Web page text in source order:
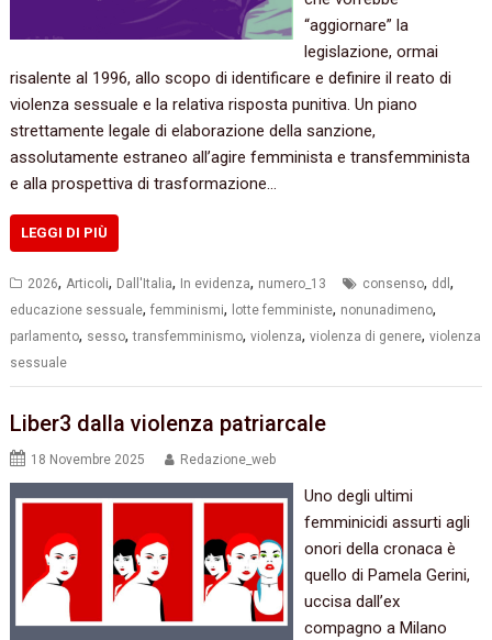
“aggiornare” la
legislazione, ormai
risalente al 1996, allo scopo di identificare e definire il reato di
violenza sessuale e la relativa risposta punitiva. Un piano
strettamente legale di elaborazione della sanzione,
assolutamente estraneo all’agire femminista e transfemminista
e alla prospettiva di trasformazione…
LEGGI DI PIÙ
2026,Articoli, Dall'Italia, In evidenza, numero_13 consenso, ddl,
educazione sessuale,femminismi, lotte femministe, nonunadimeno,
parlamento, sesso,transfemminismo,violenza,violenza di genere,violenza
sessuale
Liber3 dalla violenza patriarcale
18 Novembre 2025 Redazione_web
Uno degli ultimi
femminicidi assurti agli
onori della cronaca è
quello di Pamela Gerini,
uccisa dall’ex
compagno a Milano